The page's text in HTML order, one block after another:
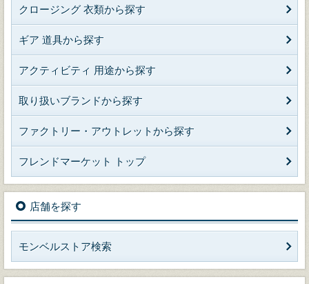
クロージング 衣類から探す
ギア 道具から探す
アクティビティ 用途から探す
取り扱いブランドから探す
ファクトリー・アウトレットから探す
フレンドマーケット トップ
店舗を探す
モンベルストア検索